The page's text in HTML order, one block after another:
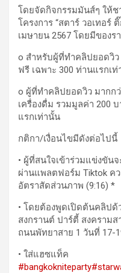
โดยจัดกิจกรรมมันส์ๆ ให้ช
โครงการ “สตาร์ วอเทอร์
เมษายน 2567 โดยมีของร
o สำหรับผู้ที่ทำคลิปยอดวิว
ฟรี เฉพาะ 300 ท่านแรกเ
o ผู้ที่ทำคลิปยอดวิว มากกว่
เครื่องดื่ม รวมมูลค่า 200
แรกเท่านั้น
กติกา/เงื่อนไขมีดังต่อไปนี้
• ผู้ที่สนใจเข้าร่วมแข่งขัน
ผ่านแพลตฟอร์ม Tiktok ค
อัตราสัดส่วนภาพ (9:16) *
• โดยต้องพูดเปิดต้นคลิปด้
สงกรานต์ ปาร์ตี้ สงคราม
ถนนพัทยาสาย 1 วันที่ 17-
• ใส่แฮซแท็ค
#bangkokniteparty